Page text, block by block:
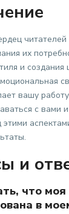
читателей
их
и
вашу
с вами
этими
и
что
в